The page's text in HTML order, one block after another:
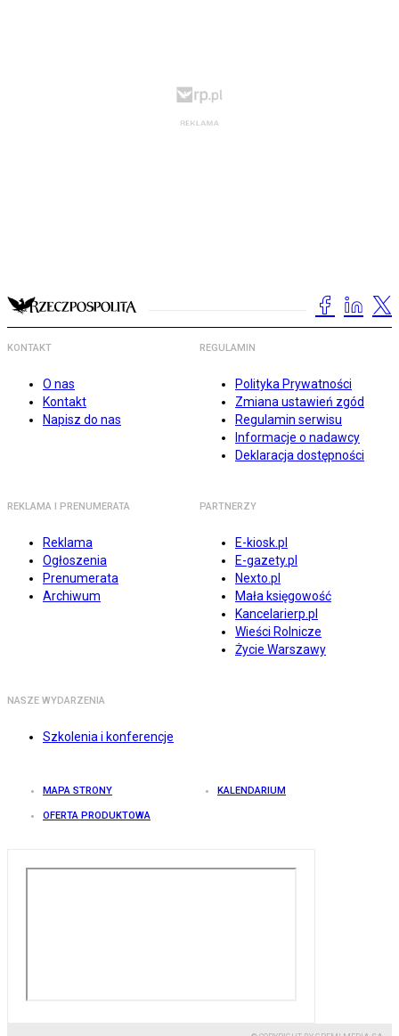
KONTAKT
O nas
Kontakt
Napisz do nas
REGULAMIN
Polityka Prywatności
Zmiana ustawień zgód
Regulamin serwisu
Informacje o nadawcy
Deklaracja dostępności
REKLAMA I PRENUMERATA
Reklama
Ogłoszenia
Prenumerata
Archiwum
PARTNERZY
E-kiosk.pl
E-gazety.pl
Nexto.pl
Mała księgowość
Kancelarierp.pl
Wieści Rolnicze
Życie Warszawy
NASZE WYDARZENIA
Szkolenia i konferencje
MAPA STRONY KALENDARIUM
OFERTA PRODUKTOWA